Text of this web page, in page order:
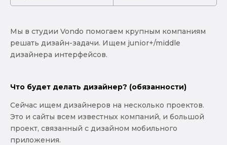
Мы в студии Vondo помогаем крупным компаниям
решать дизайн-задачи. Ищем junior+/middle
дизайнера интерфейсов.
Что будет делать дизайнер? (обязанности)
Сейчас ищем дизайнеров на несколько проектов.
Это и сайты всем известных компаний, и большой
проект, связанный с дизайном мобильного
приложения.